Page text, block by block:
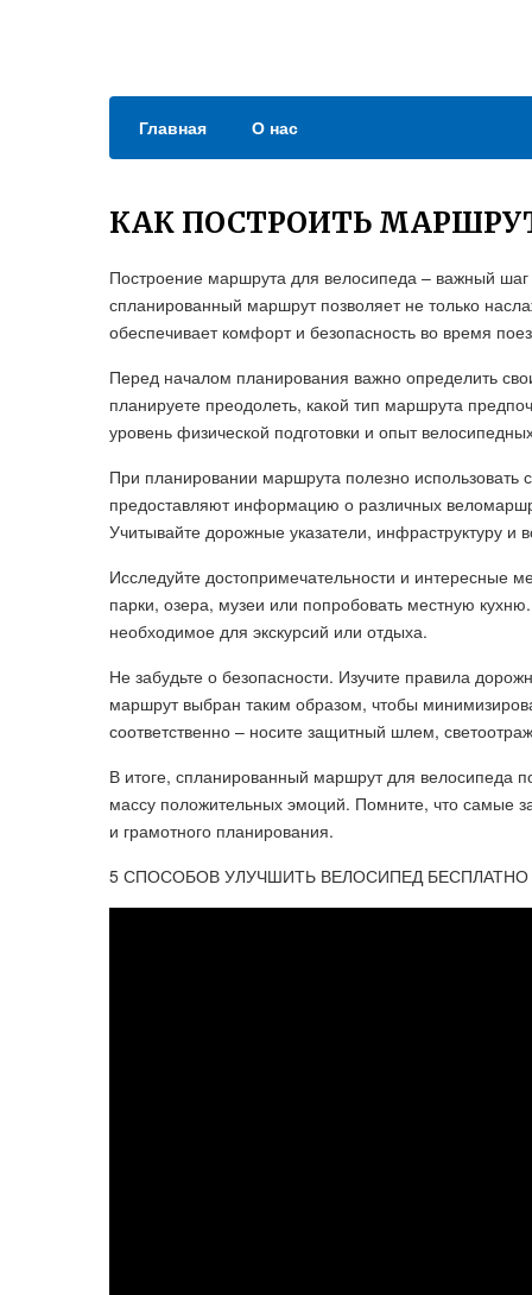
Главная О нас
КАК ПОСТРОИТЬ
Построение маршрута для велосипеда – важный
спланированный маршрут позволяет не только
обеспечивает комфорт и безопасность во время
Перед началом планирования важно определить
планируете преодолеть, какой тип маршрута
уровень физической подготовки и опыт
При планировании маршрута полезно
предоставляют информацию о различных
Учитывайте дорожные указатели, инфраструктуру и
Исследуйте достопримечательности и интересные
парки, озера, музеи или попробовать местную
необходимое для экскурсий или отдыха.
Не забудьте о безопасности. Изучите правила
маршрут выбран таким образом, чтобы
соответственно – носите защитный шлем,
В итоге, спланированный маршрут для велосипеда
массу положительных эмоций. Помните, что самые
и грамотного планирования.
5 СПОСОБОВ УЛУЧШИТЬ ВЕЛОСИПЕД БЕСПЛАТНО